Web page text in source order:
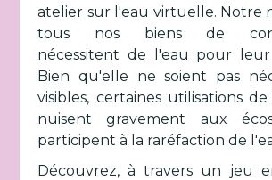
atelier sur l'eau virtuelle. Notre
tous nos biens de
nécessitent de l'eau pour
Bien qu'elle ne soient pas
visibles, certaines utilisations
nuisent gravement aux
participent à la raréfaction de
Découvrez, à travers un jeu